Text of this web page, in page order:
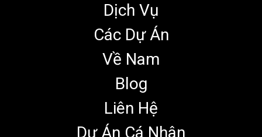
Dịch Vụ
Các Dự Án
Về Nam
Blog
Liên Hệ
Dự Án Cá Nhân